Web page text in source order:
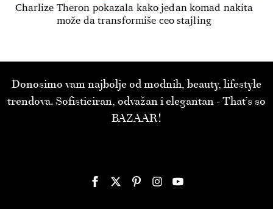
Charlize Theron pokazala kako jedan komad nakita
može da transformiše ceo stajling
Donosimo vam najbolje od modnih, beauty, lifestyle
trendova. Sofisticiran, odvažan i elegantan - That’s so
BAZAAR!